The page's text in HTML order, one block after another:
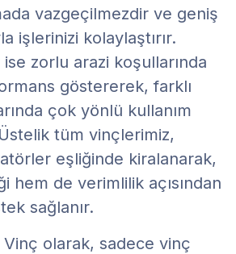
vazgeçilmezdir ve geniş
işlerinizi kolaylaştırır.
zorlu arazi koşullarında
göstererek, farklı
çok yönlü kullanım
tüm vinçlerimiz,
eşliğinde kiralanarak,
hem de verimlilik açısından
sağlanır.
Vinç olarak, sadece vinç